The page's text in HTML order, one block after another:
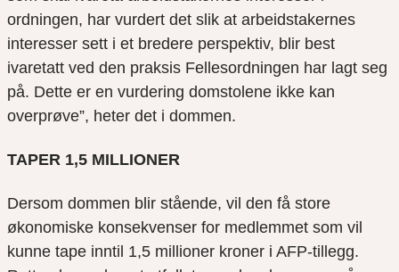
ordningen, har vurdert det slik at arbeidstakernes
interesser sett i et bredere perspektiv, blir best
ivaretatt ved den praksis Fellesordningen har lagt seg
på. Dette er en vurdering domstolene ikke kan
overprøve”, heter det i dommen.
TAPER 1,5 MILLIONER
Dersom dommen blir stående, vil den få store
økonomiske konsekvenser for medlemmet som vil
kunne tape inntil 1,5 millioner kroner i AFP-tillegg.